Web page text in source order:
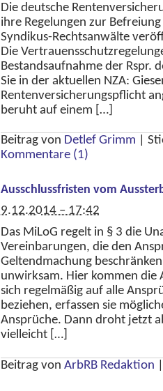
Die deutsche
ihre Regelungen zur
Syndikus-Rechtsanwälte
Die
Bestandsaufnahme der Rspr.
Sie in der aktuellen NZA:
Rentenversicherungspflicht
beruht auf einem […]
Beitrag von Detlef Grimm
Kommentare (1)
Ausschlussfristen vom
9.12.2014 – 17:42
Das MiLoG regelt in § 3 die
Vereinbarungen, die den
Geltendmachung
unwirksam. Hier kommen die
sich regelmäßig auf alle
beziehen, erfassen sie
Ansprüche. Dann droht jetzt
vielleicht […]
Beitrag von ArbRB Redaktion